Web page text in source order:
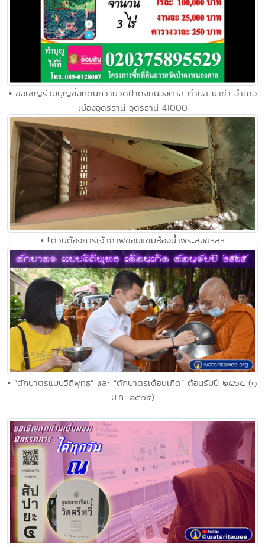
• ขอเชิญร่วมบุญซื้อที่ดินถวายวัดป่าดงหนองตาล ตำบล นาข่า อำเภอ
เมืองอุดรธานี อุดรธานี 41000
• !!ด่วนต้องการเจ้าภาพซ่อมแซมห้องน้ำพระสงฆ์ฯลฯ
• “ตักบาตรแบบวิถีพุทธ” และ “ตักบาตรเดือนเกิด” ต้อนรับปี ๒๕๖๕ (๑
ม.ค. ๒๕๖๕)